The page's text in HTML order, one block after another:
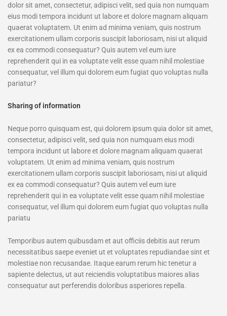
dolor sit amet, consectetur, adipisci velit, sed quia non numquam
eius modi tempora incidunt ut labore et dolore magnam aliquam
quaerat voluptatem. Ut enim ad minima veniam, quis nostrum
exercitationem ullam corporis suscipit laboriosam, nisi ut aliquid
ex ea commodi consequatur? Quis autem vel eum iure
reprehenderit qui in ea voluptate velit esse quam nihil molestiae
consequatur, vel illum qui dolorem eum fugiat quo voluptas nulla
pariatur?
Sharing of information
Neque porro quisquam est, qui dolorem ipsum quia dolor sit amet,
consectetur, adipisci velit, sed quia non numquam eius modi
tempora incidunt ut labore et dolore magnam aliquam quaerat
voluptatem. Ut enim ad minima veniam, quis nostrum
exercitationem ullam corporis suscipit laboriosam, nisi ut aliquid
ex ea commodi consequatur? Quis autem vel eum iure
reprehenderit qui in ea voluptate velit esse quam nihil molestiae
consequatur, vel illum qui dolorem eum fugiat quo voluptas nulla
pariatu
Temporibus autem quibusdam et aut officiis debitis aut rerum
necessitatibus saepe eveniet ut et voluptates repudiandae sint et
molestiae non recusandae. Itaque earum rerum hic tenetur a
sapiente delectus, ut aut reiciendis voluptatibus maiores alias
consequatur aut perferendis doloribus asperiores repella.